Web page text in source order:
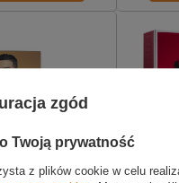
CR7
zgód
Twoją prywatność
z plików cookie w celu